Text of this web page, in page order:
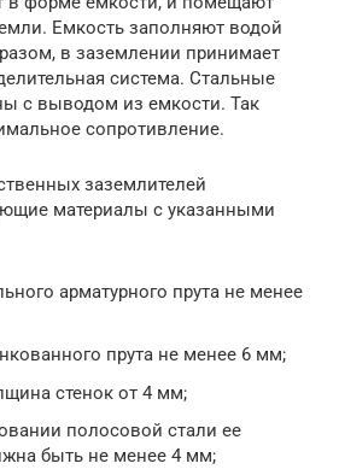
Емкость заполняют водой
в заземлении принимает
система. Стальные
с выводом из емкости. Так
сопротивление.
заземлителей
материалы с указанными
арматурного прута не менее
прута не менее 6 мм;
стенок от 4 мм;
полосовой стали ее
быть не менее 4 мм;